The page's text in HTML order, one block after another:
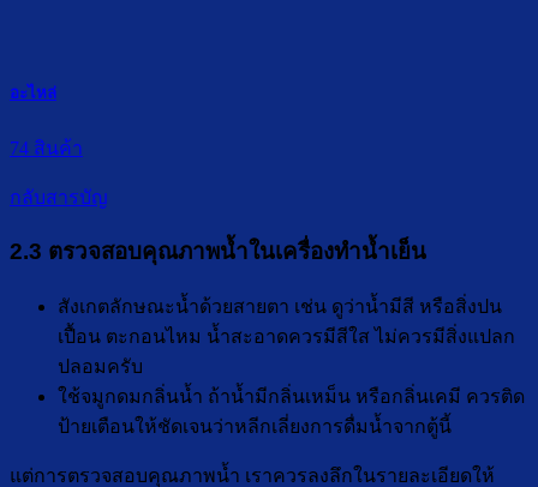
อะไหล่
74 สินค้า
กลับสารบัญ
2.3 ตรวจสอบคุณภาพน้ำในเครื่องทำน้ำเย็น
สังเกตลักษณะน้ำด้วยสายตา เช่น ดูว่าน้ำมีสี หรือสิ่งปน
เปื้อน ตะกอนไหม น้ำสะอาดควรมีสีใส ไม่ควรมีสิ่งแปลก
ปลอมครับ
ใช้จมูกดมกลิ่นน้ำ ถ้าน้ำมีกลิ่นเหม็น หรือกลิ่นเคมี ควรติด
ป้ายเตือนให้ชัดเจนว่าหลีกเลี่ยงการดื่มน้ำจากตู้นี้
แต่การตรวจสอบคุณภาพน้ำ เราควรลงลึกในรายละเอียดให้